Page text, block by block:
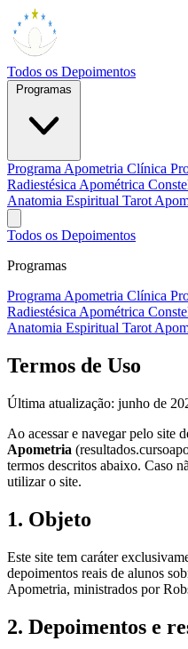
Todos os Depoimentos
Programa Apometria Clínica
Radiestésica Apométrica
Anatomia Espiritual Tarot
Todos os Depoimentos
Programas
Programa Apometria Clínica
Radiestésica Apométrica
Anatomia Espiritual Tarot
Termos de Uso
Última atualização: junho de
Ao acessar e navegar pelo site
Apometria
termos descritos abaixo. Caso
utilizar o site.
1. Objeto
Este site tem caráter
depoimentos reais de alunos
Apometria, ministrados por
2. Depoimentos e